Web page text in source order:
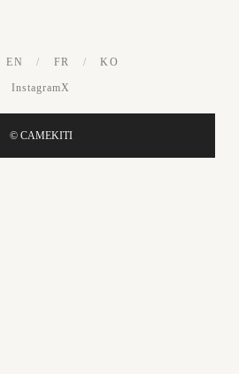
EN / FR / KO
InstagramX
© CAMEKITI